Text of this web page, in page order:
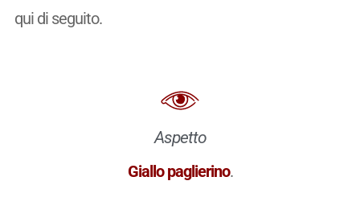
qui di seguito.
Aspetto
Giallo paglierino.